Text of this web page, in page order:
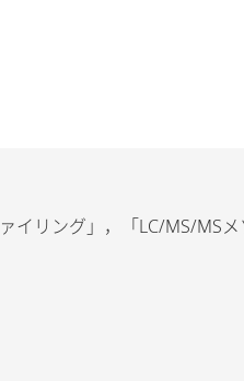
イリング」，「LC/MS/MS